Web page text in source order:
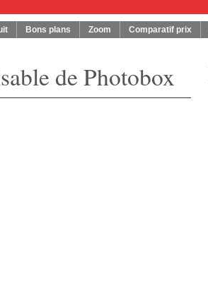
Bons plans Zoom Comparatif prix
de Photobox